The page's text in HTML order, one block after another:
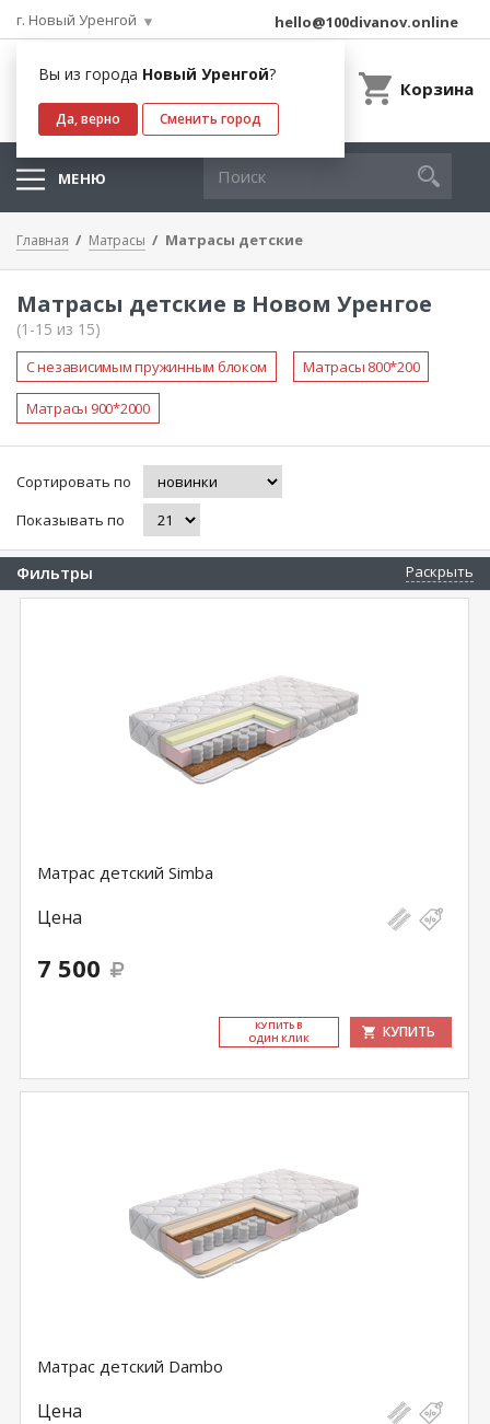
г. Новый Уренгой
Вы из города Новый Уренгой?
Да, верно Сменить город
hello@100divanov.online
Корзина
МЕНЮ
Главная Матрасы Матрасы детские
Матрасы детские в Новом Уренгое
(1-15 из 15)
С независимым пружинным блоком Матрасы 800*200
Матрасы 900*2000
Сортировать по
Показывать по
Фильтры Раскрыть
Матрас детский Simba
Цена
7 500
КУ­ПИТЬ В
ОДИН КЛИК
КУПИТЬ
Матрас детский Dambo
Цена